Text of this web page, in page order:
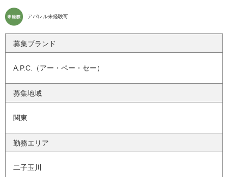
アパレル未経験可
募集ブランド
A.P.C.（アー・ペー・セー）
募集地域
関東
勤務エリア
二子玉川